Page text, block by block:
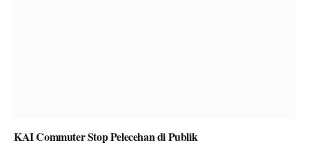
KAI Commuter Stop Pelecehan di Publik